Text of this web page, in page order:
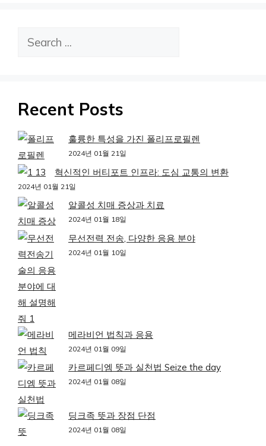
검
Recent Posts
훌륭한 특성을 가진 폴리프로필렌
2024년 01월 21일
혁신적인 버티포트 인프라: 도심 교통의 변환
2024년 01월 21일
알콜성 치매 증상과 치료
2024년 01월 18일
무선전력 전송, 다양한 응용 분야
2024년 01월 10일
메라비언 법칙과 응용
2024년 01월 09일
카르페디엠 뜻과 실천법 Seize the day
2024년 01월 08일
딩크족 뜻과 장점 단점
2024년 01월 08일